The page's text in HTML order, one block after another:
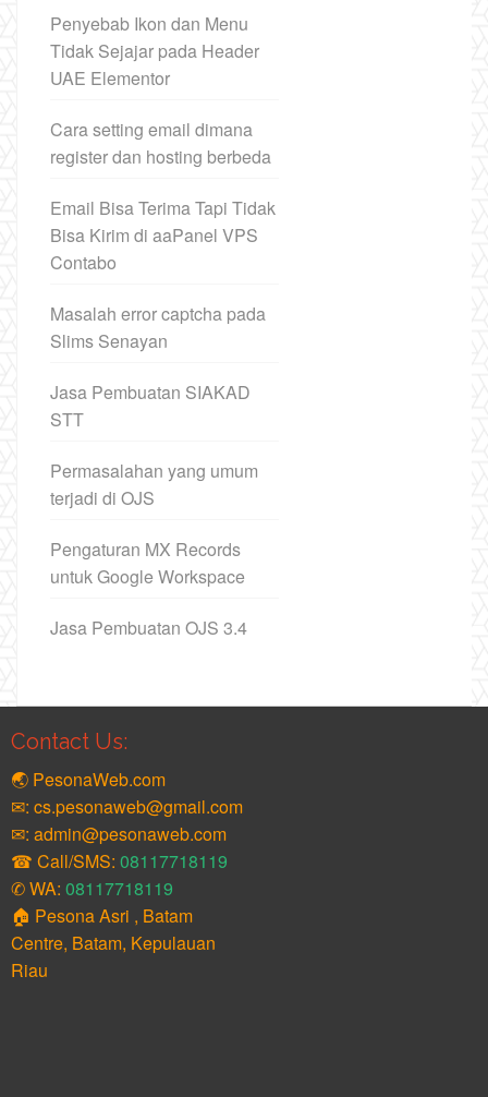
Penyebab Ikon dan Menu
Tidak Sejajar pada Header
UAE Elementor
Cara setting email dimana
register dan hosting berbeda
Email Bisa Terima Tapi Tidak
Bisa Kirim di aaPanel VPS
Contabo
Masalah error captcha pada
Slims Senayan
Jasa Pembuatan SIAKAD
STT
Permasalahan yang umum
terjadi di OJS
Pengaturan MX Records
untuk Google Workspace
Jasa Pembuatan OJS 3.4
Contact Us:
🌏 PesonaWeb.com
✉: cs.pesonaweb@gmail.com
✉: admin@pesonaweb.com
☎ Call/SMS: 08117718119
✆ WA: 08117718119
🏠 Pesona Asri , Batam
Centre, Batam, Kepulauan
Riau